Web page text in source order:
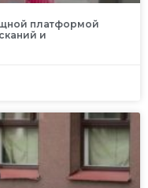
платформой
и